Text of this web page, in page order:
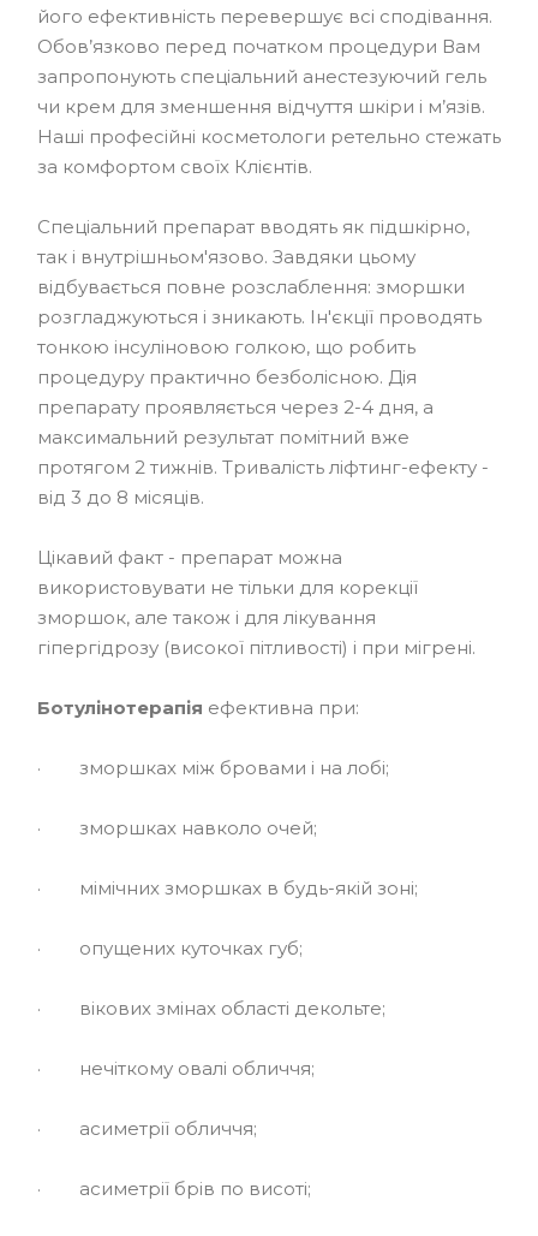
його ефективність перевершує всі сподівання.
Обов’язково перед початком процедури Вам
запропонують спеціальний анестезуючий гель
чи крем для зменшення відчуття шкіри і м’язів.
Наші професійні косметологи ретельно стежать
за комфортом своїх Клієнтів.
Спеціальний препарат вводять як підшкірно,
так і внутрішньом'язово. Завдяки цьому
відбувається повне розслаблення: зморшки
розгладжуються і зникають. Ін'єкції проводять
тонкою інсуліновою голкою, що робить
процедуру практично безболісною. Дія
препарату проявляється через 2-4 дня, а
максимальний результат помітний вже
протягом 2 тижнів. Тривалість ліфтинг-ефекту -
від 3 до 8 місяців.
Цікавий факт - препарат можна
використовувати не тільки для корекції
зморшок, але також і для лікування
гіпергідрозу (високої пітливості) і при мігрені.
Ботулінотерапія ефективна при:
· зморшках між бровами і на лобі;
· зморшках навколо очей;
· мімічних зморшках в будь-якій зоні;
· опущених куточках губ;
· вікових змінах області декольте;
· нечіткому овалі обличчя;
· асиметрії обличчя;
· асиметрії брів по висоті;